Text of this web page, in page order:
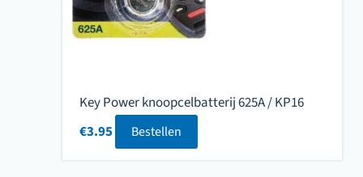
Key Power knoopcelbatterij 625A / KP16
€3.95 Bestellen